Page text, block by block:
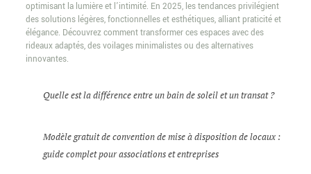
optimisant la lumière et l’intimité. En 2025, les tendances privilégient
des solutions légères, fonctionnelles et esthétiques, alliant praticité et
élégance. Découvrez comment transformer ces espaces avec des
rideaux adaptés, des voilages minimalistes ou des alternatives
innovantes.
Quelle est la différence entre un bain de soleil et un transat ?
Modèle gratuit de convention de mise à disposition de locaux :
guide complet pour associations et entreprises